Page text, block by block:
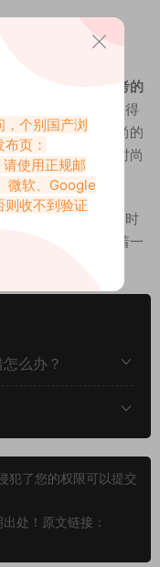
对时尚有着独立思考的
的圈子无疑是一个值得
发，获得更多对时尚的
探索属于自己的时尚
是一个充满个性的时
时尚潮流，也引领着一
么办？
犯了您的权限可以提交
处！原文链接：
，个别国产浏
页：
请使用正规邮
微软、Google
则收不到验证